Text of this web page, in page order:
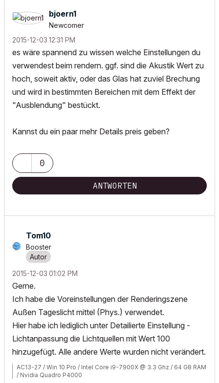
bjoern1
Newcomer
‎2015-12-03 12:31 PM
es wäre spannend zu wissen welche Einstellungen du
verwendest beim rendern. ggf. sind die Akustik Wert zu
hoch, soweit aktiv, oder das Glas hat zuviel Brechung
und wird in bestimmten Bereichen mit dem Effekt der
"Ausblendung" bestückt.
Kannst du ein paar mehr Details preis geben?
0
ANTWORTEN
Tom10
Booster
‎2015-12-03 01:02 PM
Gerne.
Ich habe die Voreinstellungen der Renderingszene
Außen Tageslicht mittel (Phys.) verwendet.
Hier habe ich lediglich unter Detailierte Einstellung -
Lichtanpassung die Lichtquellen mit Wert 100
hinzugefügt. Alle andere Werte wurden nicht verändert.
AC13-27 / Win 10 Pro / Intel Core i9-7900X @ 3.3 Ghz / 64 GB RAM
/ Nvidia Quadro P4000